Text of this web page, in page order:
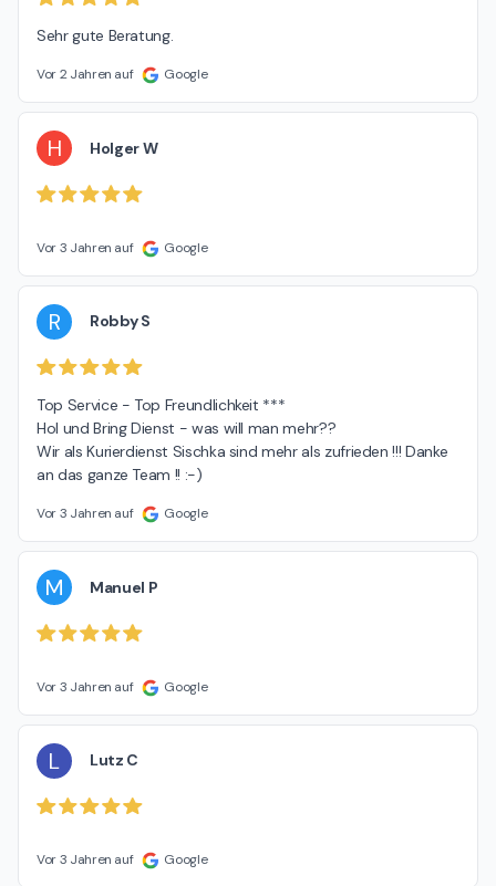
Sehr gute Beratung.
Vor 2 Jahren auf Google
H Holger W
Vor 3 Jahren auf Google
R Robby S
Top Service - Top Freundlichkeit ***
Hol und Bring Dienst - was will man mehr??
Wir als Kurierdienst Sischka sind mehr als zufrieden !!! Danke
an das ganze Team !! :-)
Vor 3 Jahren auf Google
M Manuel P
Vor 3 Jahren auf Google
L Lutz C
Vor 3 Jahren auf Google